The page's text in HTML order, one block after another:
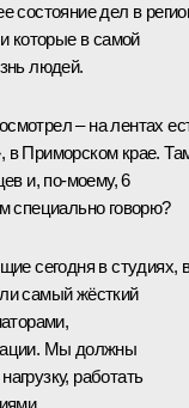
состояние дел в
которые в самой
людей.
– на лентах
Приморском крае.
и, по‑моему, 6
специально говорю?
сегодня в студиях,
самый жёсткий
Мы должны
работать